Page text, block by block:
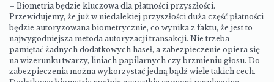
– Biometria będzie kluczowa dla płatności przyszłości.
Przewidujemy, że już w niedalekiej przyszłości duża część płatności
będzie autoryzowana biometrycznie, co wynika z faktu, że jest to
najwygodniejsza metoda autoryzacji transakcji. Nie trzeba
pamiętać żadnych dodatkowych haseł, a zabezpieczenie opiera się
na wizerunku twarzy, liniach papilarnych czy brzmieniu głosu. Do
zabezpieczenia można wykorzystać jedną bądź wiele takich cech.